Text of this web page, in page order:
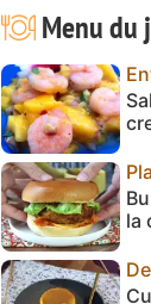
Menu du
la